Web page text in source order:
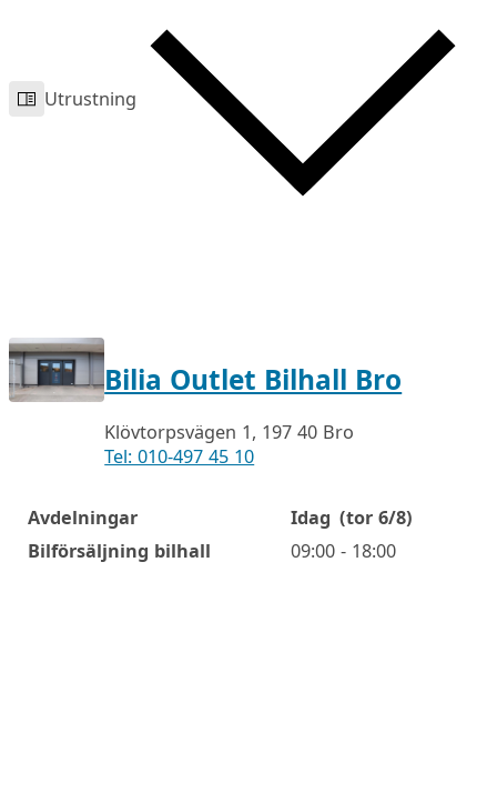
Utrustning
Bilia Outlet Bilhall Bro
Klövtorpsvägen 1, 197 40 Bro
Tel: 010-497 45 10
Öppettider
Avdelningar Idag (tor 6/8)
Bilförsäljning bilhall
09:00 - 18:00